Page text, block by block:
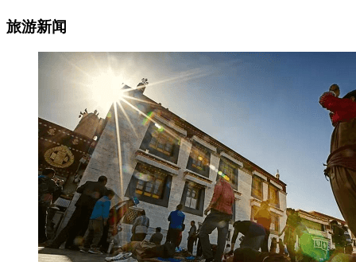
旅游新闻